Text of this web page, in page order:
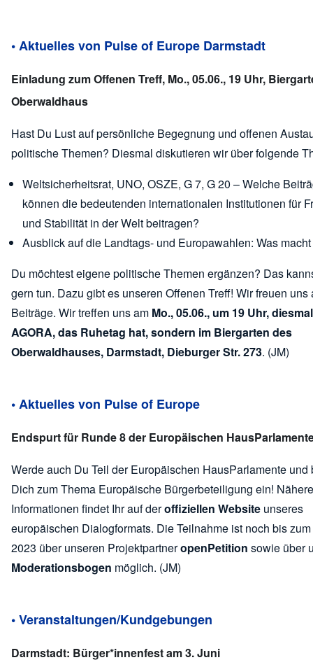
• Aktuelles von Pulse of Europe Darmstadt
Einladung zum Offenen Treff, Mo., 05.06., 19 Uhr,
Oberwaldhaus
Hast Du Lust auf persönliche Begegnung und offenen
politische Themen? Diesmal diskutieren wir über folgende
Weltsicherheitsrat, UNO, OSZE, G 7, G 20 – Welche
können die bedeutenden internationalen Institutionen für
und Stabilität in der Welt beitragen?
Ausblick auf die Landtags- und Europawahlen: Was
Du möchtest eigene politische Themen ergänzen? Das
gern tun. Dazu gibt es unseren Offenen Treff! Wir freuen uns
Beiträge. Wir treffen uns am Mo., 05.06., um 19 Uhr,
AGORA, das Ruhetag hat, sondern im Biergarten des
Oberwaldhauses, Darmstadt, Dieburger Str. 273. (JM)
• Aktuelles von Pulse of Europe
Endspurt für Runde 8 der Europäischen
Werde auch Du Teil der Europäischen HausParlamente und
Dich zum Thema Europäische Bürgerbeteiligung ein! Nähere
Informationen findet Ihr auf deroffiziellen Website unseres
europäischen Dialogformats. Die Teilnahme ist noch bis
2023 über unseren ProjektpartneropenPetition sowie über
Moderationsbogen möglich. (JM)
• Veranstaltungen/Kundgebungen
Darmstadt: Bürger*innenfest am 3. Juni